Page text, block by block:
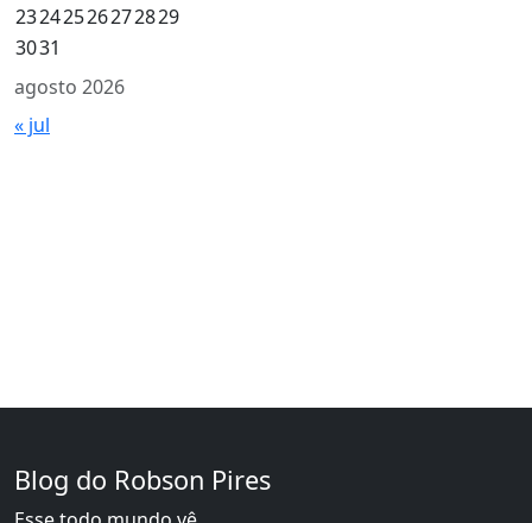
agosto 2026
23242526272829
3031
« jul
Blog do Robson Pires